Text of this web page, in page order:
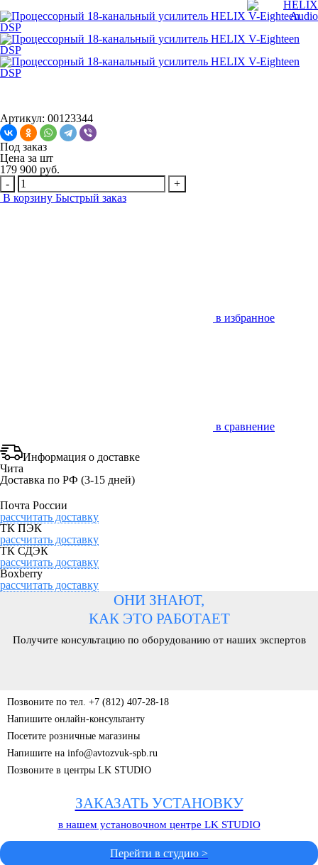
Артикул: 00123344
Под заказ
Цена за шт
179 900 руб.
-
+
В корзину Быстрый заказ
в избранное
в сравнение
Информация о доставке
Чита
Доставка по РФ (3-15 дней)
Почта России
рассчитать доставку
ТК ПЭК
рассчитать доставку
ТК СДЭК
рассчитать доставку
Boxberry
рассчитать доставку
ОНИ ЗНАЮТ,
КАК ЭТО РАБОТАЕТ
Получите консультацию по оборудованию от наших экспертов
Позвоните по тел. +7 (812) 407-28-18
Напишите онлайн-консультанту
Посетите розничные магазины
Напишите на info@avtozvuk-spb.ru
Позвоните в центры LK STUDIO
ЗАКАЗАТЬ УСТАНОВКУ
в нашем установочном центре LK STUDIO
Перейти в студию >